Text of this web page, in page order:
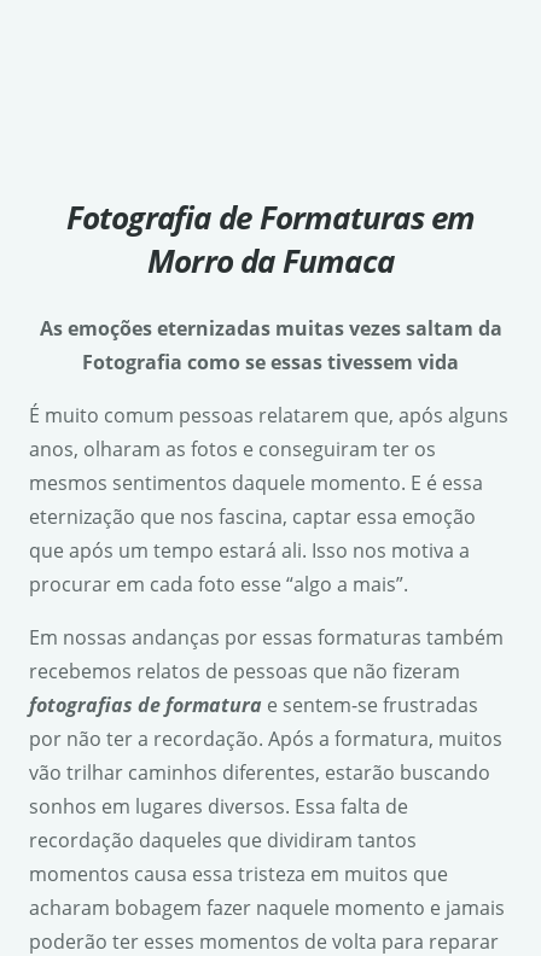
Fotografia de Formaturas em
Morro da Fumaca
As emoções eternizadas muitas vezes saltam da
Fotografia como se essas tivessem vida
É muito comum pessoas relatarem que, após alguns
anos, olharam as fotos e conseguiram ter os
mesmos sentimentos daquele momento. E é essa
eternização que nos fascina, captar essa emoção
que após um tempo estará ali. Isso nos motiva a
procurar em cada foto esse “algo a mais”.
Em nossas andanças por essas formaturas também
recebemos relatos de pessoas que não fizeram
fotografias de formatura e sentem-se frustradas
por não ter a recordação. Após a formatura, muitos
vão trilhar caminhos diferentes, estarão buscando
sonhos em lugares diversos. Essa falta de
recordação daqueles que dividiram tantos
momentos causa essa tristeza em muitos que
acharam bobagem fazer naquele momento e jamais
poderão ter esses momentos de volta para reparar